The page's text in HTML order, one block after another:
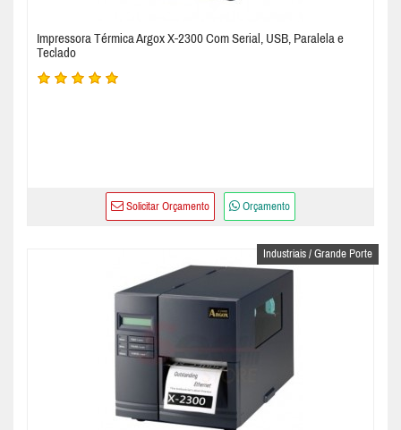
Impressora Térmica Argox X-2300 Com Serial, USB, Paralela e
Teclado
Solicitar Orçamento Orçamento
Industriais / Grande Porte